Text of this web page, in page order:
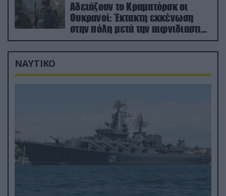
Αδειάζουν το Κραματόρσκ οι
Ουκρανοί: Έκτακτη εκκένωση
στην πόλη μετά την αιφνιδιαστική
προώθηση των Ρώσων (βίντεο)
ΝΑΥΤΙΚΟ